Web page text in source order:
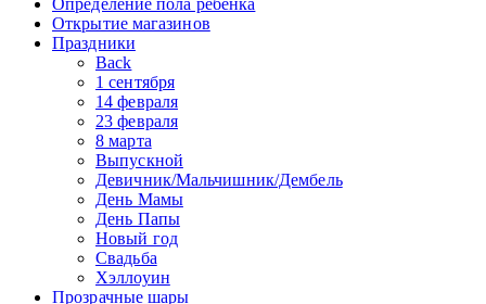
Открытие магазинов
Праздники
Back
1 сентября
14 февраля
23 февраля
8 марта
Выпускной
Девичник/Мальчишник/Дембель
День Мамы
День Папы
Новый год
Свадьба
Хэллоуин
Прозрачные шары